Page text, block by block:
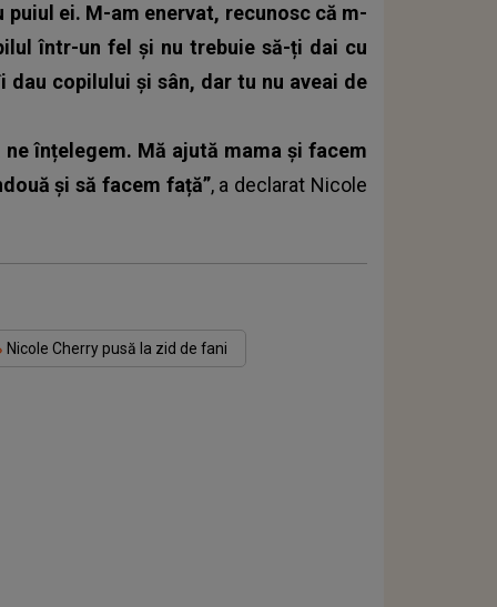
ei. M-am enervat, recunosc că m-
într-un fel și nu trebuie să-ți dai cu
dau copilului și sân, dar tu nu aveai de
înțelegem. Mă ajută mama și facem
și să facem față”, a declarat Nicole
Nicole Cherry pusă la zid de fani